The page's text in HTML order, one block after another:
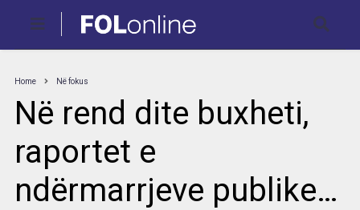
Home Në fokus
Në rend dite buxheti,
raportet e
ndërmarrjeve publike…